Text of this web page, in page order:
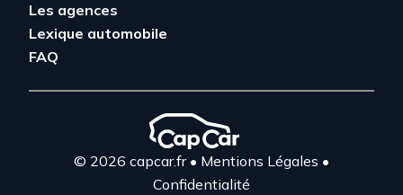
Les agences
Lexique automobile
FAQ
© 2026 capcar.fr• Mentions Légales •
Confidentialité